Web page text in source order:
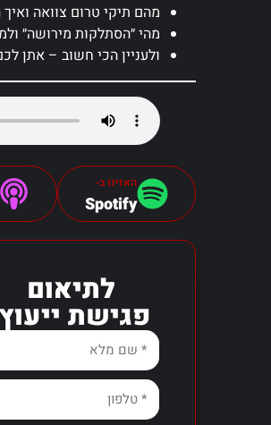
לתיאום
פגישת
מהם תיקי טרום צוואה
מהי ״הסתלקות מירושה״
ולעניין הכי חשוב – אתן
האזינו ב-
Spotify